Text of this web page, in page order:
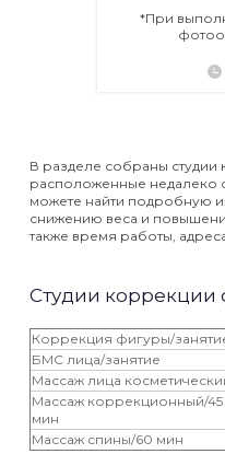
*При
В разделе собраны
расположенные недалеко
можете найти подробную
снижению веса и
также время работы,
Студии коррекции
Коррекция фигуры/
БМС лица/занятие
Массаж лица
Массаж коррекционный/45
мин
Массаж спины/60 мин